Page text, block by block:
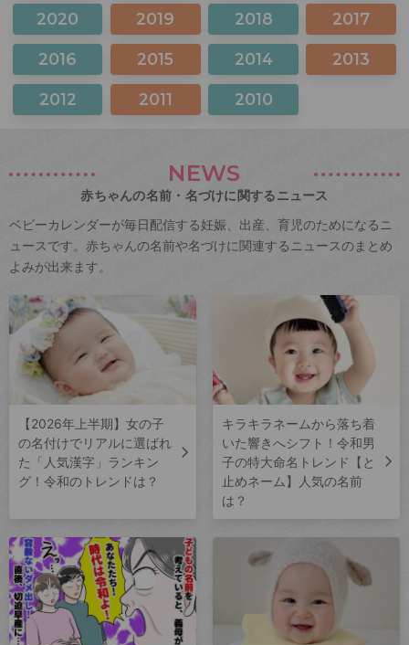
2020 2019 2018 2017
2016 2015 2014 2013
2012 2011 2010
NEWS
赤ちゃんの名前・名づけに関するニュース
ベビーカレンダーが毎日配信する妊娠、出産、育児のためになるニ
ュースです。赤ちゃんの名前や名づけに関連するニュースのまとめ
よみが出来ます。
【2026年上半期】女の子
の名付けでリアルに選ばれ
た「人気漢字」ランキン
グ！令和のトレンドは？
キラキラネームから落ち着
いた響きへシフト！令和男
子の特大命名トレンド【と
止めネーム】人気の名前
は？